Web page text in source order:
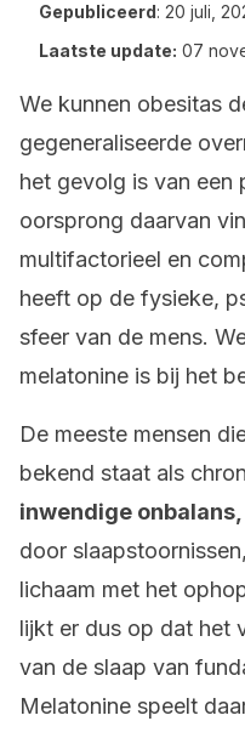
Gepubliceerd: 20 juli,
Laatste update: 07
We kunnen obesitas
gegeneraliseerde
het gevolg is van een
oorsprong daarvan
multifactorieel en
heeft op de fysieke,
sfeer van de mens.
melatonine is bij het
De meeste mensen
bekend staat als
inwendige onbalans,
door
lichaam met het
lijkt er dus op dat het
van de slaap van
Melatonine speelt